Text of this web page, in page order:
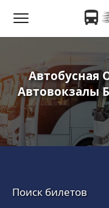
Автобусная
Автовокзалы
Поиск билетов